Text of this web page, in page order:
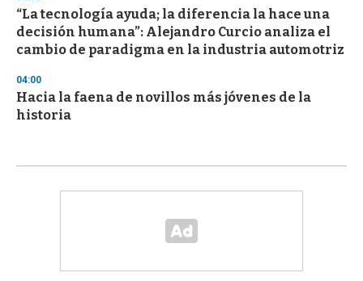
“La tecnología ayuda; la diferencia la hace una
decisión humana”: Alejandro Curcio analiza el
cambio de paradigma en la industria automotriz
04:00
Hacia la faena de novillos más jóvenes de la
historia